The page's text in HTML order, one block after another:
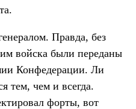
Правда, без
войска были переданы
Конфедерации. Ли
тем, чем и всегда.
форты, вот